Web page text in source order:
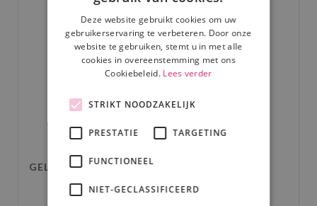
GELUIDSSET 1: 50-75 PERSONEN
Deze website gebruikt cookies om uw
gebruikerservaring te verbeteren. Door onze
website te gebruiken, stemt u in met alle
cookies in overeenstemming met ons
Cookiebeleid. Lees verder
STRIKT NOODZAKELIJK
PRESTATIE TARGETING
FUNCTIONEEL
NIET-GECLASSIFICEERD